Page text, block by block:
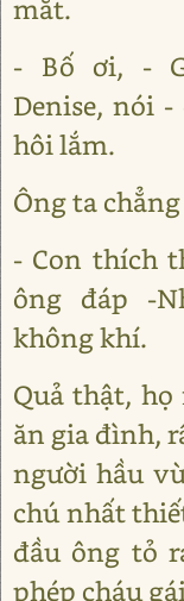
mắt.
- Bố ơi, -
Denise, nói
hôi lắm.
Ông ta
- Con thích
ông đáp -
không khí.
Quả thật,
ăn gia đình,
người hầu
chú nhất
đầu ông tỏ
phép cháu